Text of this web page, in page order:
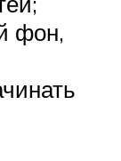
фон,